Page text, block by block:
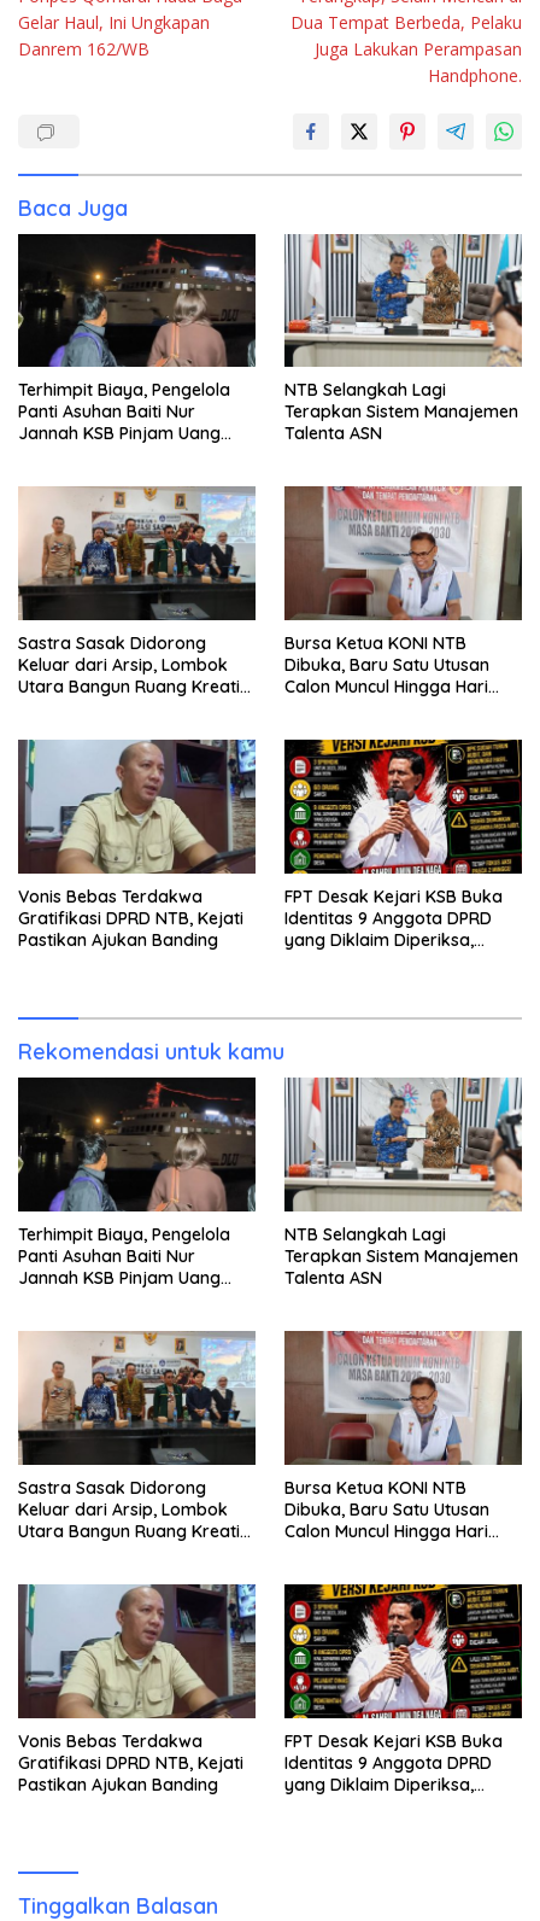
Gelar Haul, Ini Ungkapan
Danrem 162/WB
Dua Tempat Berbeda, Pelaku
Juga Lakukan Perampasan
Handphone.
Baca Juga
Terhimpit Biaya, Pengelola
Panti Asuhan Baiti Nur
Jannah KSB Pinjam Uang
Kunjung Tuntas
NTB Selangkah Lagi
Terapkan Sistem Manajemen
Talenta ASN
Sastra Sasak Didorong
Keluar dari Arsip, Lombok
Utara Bangun Ruang Kreatif
Bursa Ketua KONI NTB
Dibuka, Baru Satu Utusan
Calon Muncul Hingga Hari
Vonis Bebas Terdakwa
Gratifikasi DPRD NTB, Kejati
Pastikan Ajukan Banding
FPT Desak Kejari KSB Buka
Identitas 9 Anggota DPRD
yang Diklaim Diperiksa,
Rekomendasi untuk kamu
Terhimpit Biaya, Pengelola
Panti Asuhan Baiti Nur
Jannah KSB Pinjam Uang
Kunjung Tuntas
NTB Selangkah Lagi
Terapkan Sistem Manajemen
Talenta ASN
Sastra Sasak Didorong
Keluar dari Arsip, Lombok
Utara Bangun Ruang Kreatif
Bursa Ketua KONI NTB
Dibuka, Baru Satu Utusan
Calon Muncul Hingga Hari
Vonis Bebas Terdakwa
Gratifikasi DPRD NTB, Kejati
Pastikan Ajukan Banding
FPT Desak Kejari KSB Buka
Identitas 9 Anggota DPRD
yang Diklaim Diperiksa,
Tinggalkan Balasan